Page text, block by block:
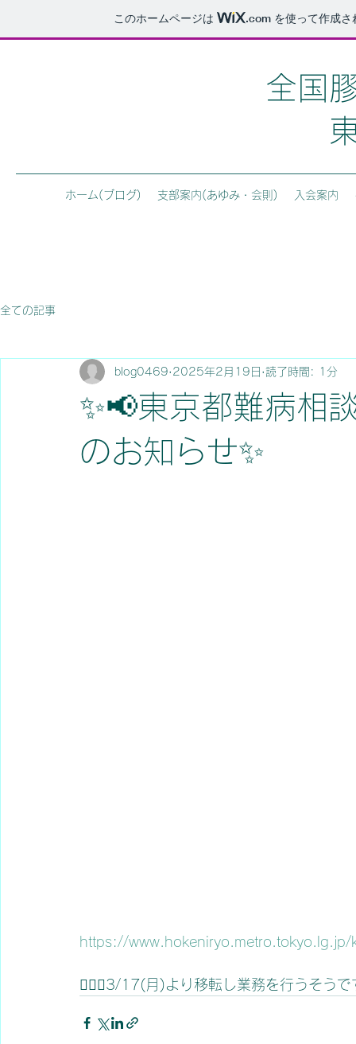
このホームページは .com を使って作成
全国
ホーム(ブログ) 支部案内(あゆみ・会則) 入会案内
全ての記事
✨📢東京都難病相
のお知らせ✨
blog0469 2025年2月19日 読了時間: 1分
https://
🙋🏻‍♀️3/17(月)より移転し業務を行うそうで